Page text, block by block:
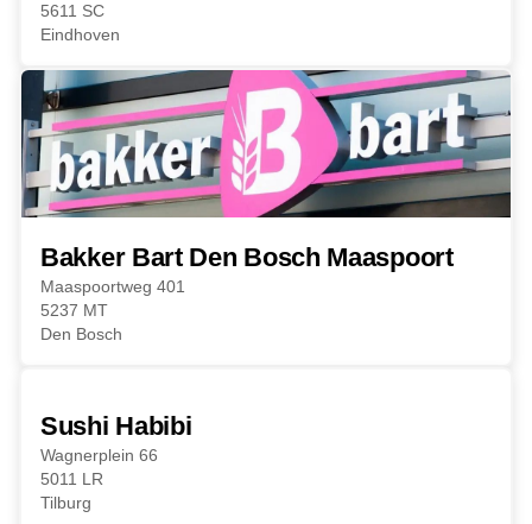
5611 SC
Eindhoven
Bakker Bart Den Bosch Maaspoort
Maaspoortweg 401
5237 MT
Den Bosch
Sushi Habibi
Wagnerplein 66
5011 LR
Tilburg